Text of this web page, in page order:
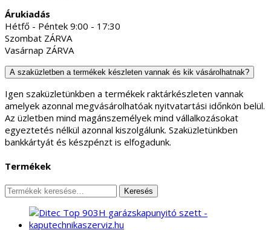
Árukiadás
Hétfő - Péntek 9:00 - 17:30
Szombat ZÁRVA
Vasárnap ZÁRVA
A szaküzletben a termékek készleten vannak és kik vásárolhatnak?
Igen szaküzletünkben a termékek raktárkészleten vannak
amelyek azonnal megvásárolhatóak nyitvatartási időnkön belül.
Az üzletben mind magánszemélyek mind vállalkozásokat
egyeztetés nélkül azonnal kiszolgálunk. Szaküzletünkben
bankkártyát és készpénzt is elfogadunk.
Termékek
Keresés
következőre:
Keresés